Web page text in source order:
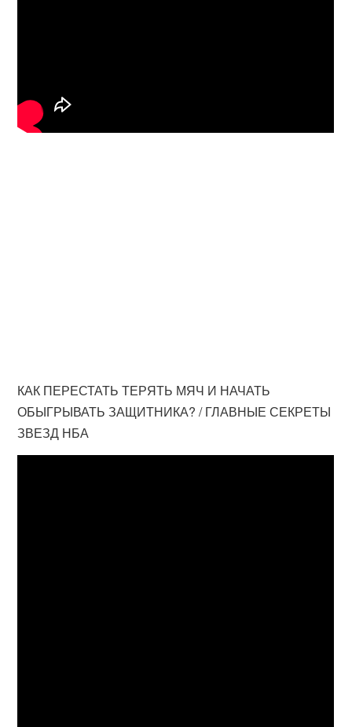
КАК ПЕРЕСТАТЬ ТЕРЯТЬ МЯЧ И НАЧАТЬ
ОБЫГРЫВАТЬ ЗАЩИТНИКА? / ГЛАВНЫЕ СЕКРЕТЫ
ЗВЕЗД НБА